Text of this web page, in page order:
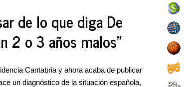
de lo que diga De
2 o 3 años malos"
Cantabria y ahora acaba de publicar
un diagnóstico de la situación española,